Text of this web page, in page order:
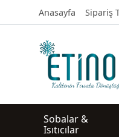
Anasayfa Sipariş
Sobalar &
Isıtıcılar